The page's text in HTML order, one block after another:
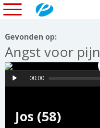
Gevonden op:
Angst voor pijn
Jos (58)
00:00